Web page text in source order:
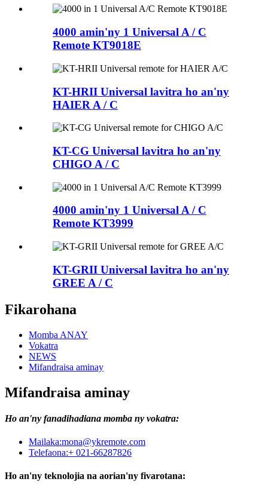
4000 amin'ny 1 Universal A / C
Remote KT9018E
KT-HRII Universal lavitra ho an'ny
HAIER A / C
KT-CG Universal lavitra ho an'ny
CHIGO A / C
4000 amin'ny 1 Universal A / C
Remote KT3999
KT-GRII Universal lavitra ho an'ny
GREE A / C
Fikarohana
Momba ANAY
Vokatra
NEWS
Mifandraisa aminay
Mifandraisa aminay
Ho an'ny fanadihadiana momba ny vokatra:
Mailaka:mona@ykremote.com
Telefaona:+ 021-66287826
Ho an'ny teknolojia na aorian'ny fivarotana: